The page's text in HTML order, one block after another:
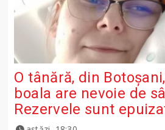
O tânără, din
boala are nevoie de
Rezervele sunt